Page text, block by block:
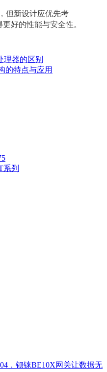
但新设计应优先考
好的性能与安全性。
理器的区别
的特点与应用
系列